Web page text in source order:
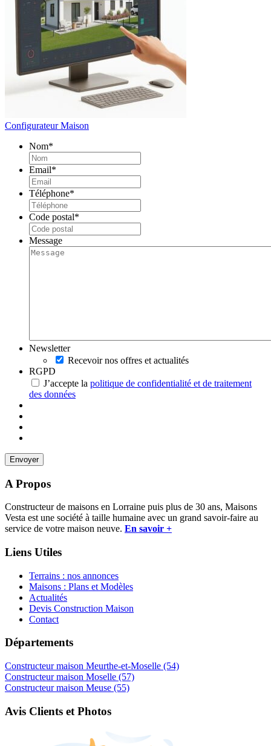
Configurateur Maison
Nom*
Email*
Téléphone*
Code postal*
Message
Newsletter
Recevoir nos offres et actualités
RGPD
J’accepte la politique de confidentialité et de traitement
des données
A Propos
Constructeur de maisons en Lorraine puis plus de 30 ans, Maisons
Vesta est une société à taille humaine avec un grand savoir-faire au
service de votre maison neuve. En savoir +
Liens Utiles
Terrains : nos annonces
Maisons : Plans et Modèles
Actualités
Devis Construction Maison
Contact
Départements
Constructeur maison Meurthe-et-Moselle (54)
Constructeur maison Moselle (57)
Constructeur maison Meuse (55)
Avis Clients et Photos